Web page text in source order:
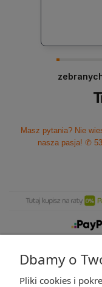
Masz pytania? Nie
nasza pasja! ✆
Dbamy o
Pliki cookies i